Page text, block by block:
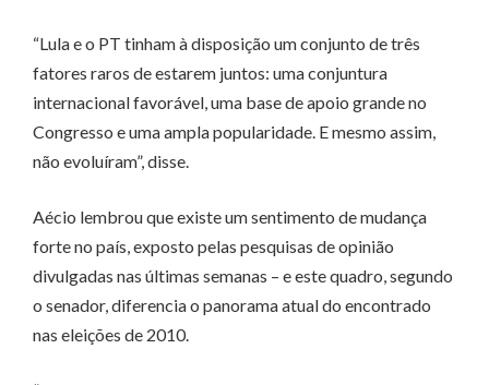
“Lula e o PT tinham à disposição um conjunto de três
fatores raros de estarem juntos: uma conjuntura
internacional favorável, uma base de apoio grande no
Congresso e uma ampla popularidade. E mesmo assim,
não evoluíram”, disse.
Aécio lembrou que existe um sentimento de mudança
forte no país, exposto pelas pesquisas de opinião
divulgadas nas últimas semanas – e este quadro, segundo
o senador, diferencia o panorama atual do encontrado
nas eleições de 2010.